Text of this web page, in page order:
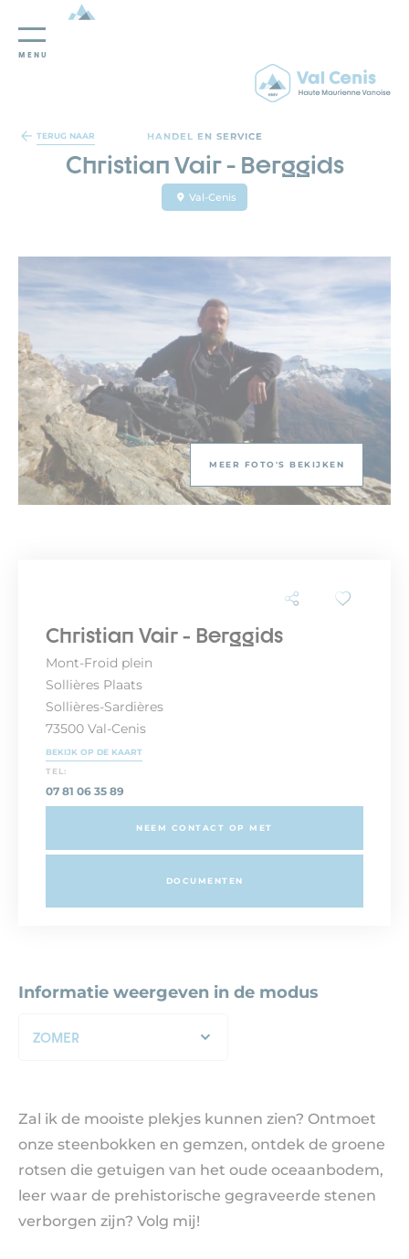
Cookies beheer paneel
MENU
TERUG NAAR HANDEL EN SERVICE
Christian Vair - Berggids
Val-Cenis
MEER FOTO'S BEKIJKEN
Informatie weergeven in de modus
ZOMER
Zal ik de mooiste plekjes kunnen zien? Ontmoet
onze steenbokken en gemzen, ontdek de groene
rotsen die getuigen van het oude oceaanbodem,
leer waar de prehistorische gegraveerde stenen
verborgen zijn? Volg mij!
Christian Vair - Berggids
Mont-Froid plein
Sollières Plaats
Sollières-Sardières
73500 Val-Cenis
BEKIJK OP DE KAART
TEL:
07 81 06 35 89
NEEM CONTACT OP MET
DOCUMENTEN